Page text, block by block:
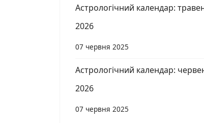
Астрологічний календар:
2026
07 червня 2025
Астрологічний календар:
2026
07 червня 2025